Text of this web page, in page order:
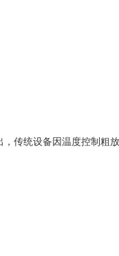
传统设备因温度控制粗